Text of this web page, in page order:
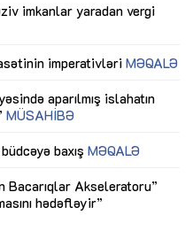
imkanlar yaradan vergi
imperativləri MƏQALƏ
aparılmış islahatın
MÜSAHİBƏ
baxış MƏQALƏ
Bacarıqlar Akseleratoru”
hədəfləyir”